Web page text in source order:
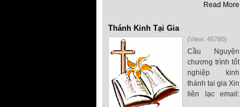
Read More
Thánh Kinh Tại Gia
(View: 45780)
Cầu Nguyện
chương trình tốt
nghiệp kinh
thánh tại gia Xin
liên lạc email: